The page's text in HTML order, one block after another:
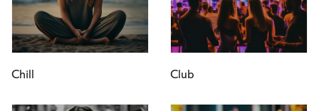
Chill Club